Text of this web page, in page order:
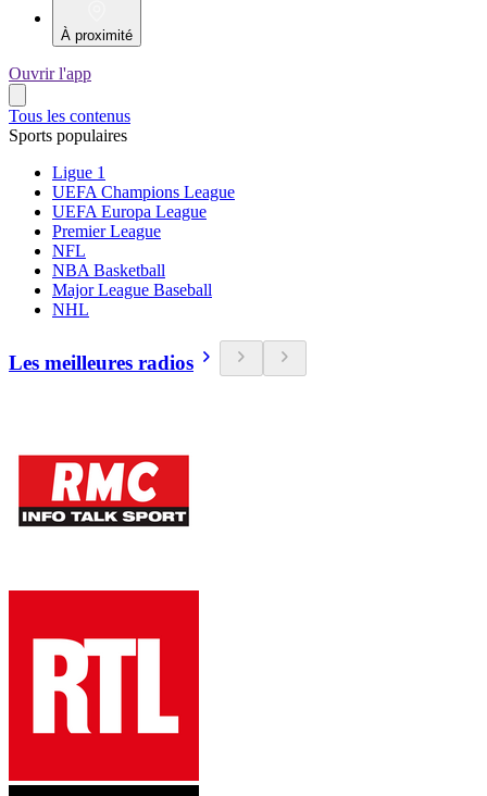
À proximité
Ouvrir l'app
Tous les contenus
Sports populaires
Ligue 1
UEFA Champions League
UEFA Europa League
Premier League
NFL
NBA Basketball
Major League Baseball
NHL
Les meilleures radios